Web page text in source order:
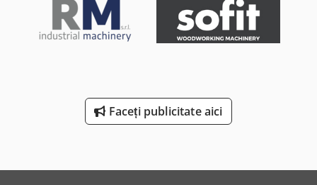
Faceți publicitate aici